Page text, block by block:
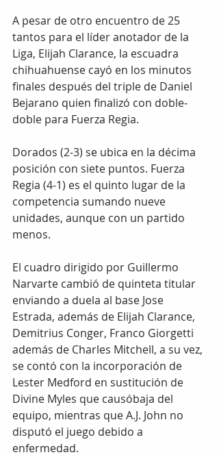
A pesar de otro encuentro de 25
tantos para el líder anotador de la
Liga, Elijah Clarance, la escuadra
chihuahuense cayó en los minutos
finales después del triple de Daniel
Bejarano quien finalizó con doble-
doble para Fuerza Regia.
Dorados (2-3) se ubica en la décima
posición con siete puntos. Fuerza
Regia (4-1) es el quinto lugar de la
competencia sumando nueve
unidades, aunque con un partido
menos.
El cuadro dirigido por Guillermo
Narvarte cambió de quinteta titular
enviando a duela al base Jose
Estrada, además de Elijah Clarance,
Demitrius Conger, Franco Giorgetti
además de Charles Mitchell, a su vez,
se contó con la incorporación de
Lester Medford en sustitución de
Divine Myles que causóbaja del
equipo, mientras que A.J. John no
disputó el juego debido a
enfermedad.